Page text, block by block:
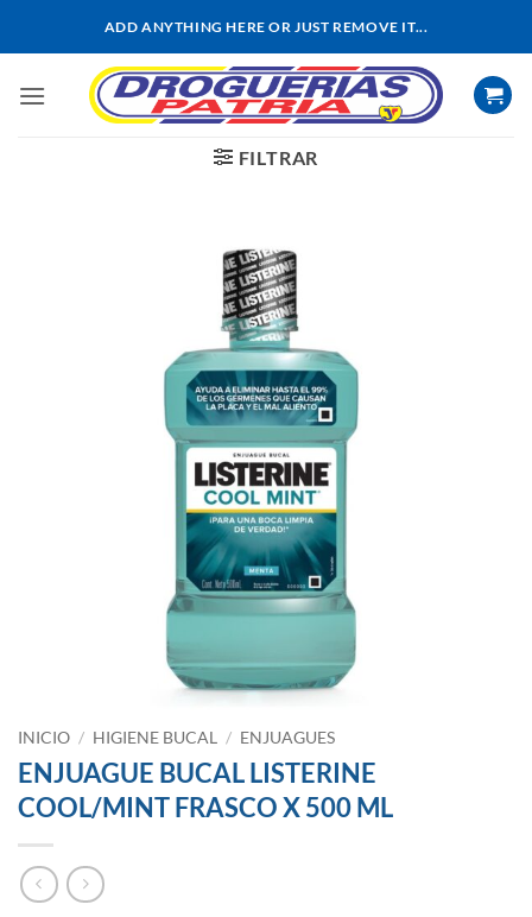
ADD ANYTHING HERE OR JUST REMOVE IT...
FILTRAR
INICIO / HIGIENE BUCAL / ENJUAGUES
ENJUAGUE BUCAL LISTERINE
COOL/MINT FRASCO X 500 ML